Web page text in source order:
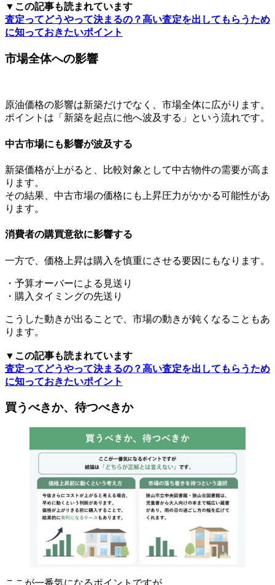
▼この記事も読まれています
査定ってどうやって決まるの？高い査定を出してもらうため
に知っておきたいポイント
市場全体への影響
原油価格の影響は新築だけでなく、市場全体に広がります。
ポイントは「新築を起点に他へ波及する」という流れです。
中古市場にも影響が波及する
新築価格が上がると、比較対象として中古物件の需要が高ま
ります。
その結果、中古市場の価格にも上昇圧力がかかる可能性があ
ります。
消費者の購買意欲に影響する
一方で、価格上昇は購入を慎重にさせる要因にもなります。
・予算オーバーによる見送り
・購入タイミングの先送り
こうした動きが出ることで、市場の動きが鈍くなることもあ
ります。
▼この記事も読まれています
査定ってどうやって決まるの？高い査定を出してもらうため
に知っておきたいポイント
買うべきか、待つべきか
ここが一番気になるポイントですが、